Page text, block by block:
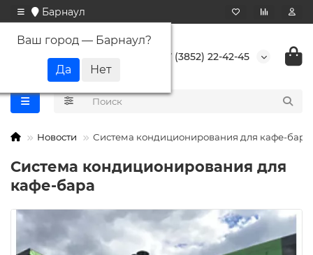
Барнаул
Ваш город — Барнаул?
+7 (3852) 22-42-45
Новости Система кондиционирования для кафе-бара
Система кондиционирования для
кафе-бара